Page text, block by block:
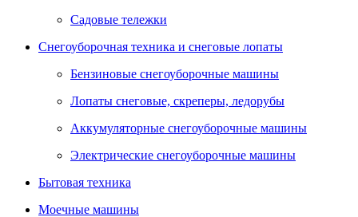
Садовые тележки
Снегоуборочная техника и снеговые лопаты
Бензиновые снегоуборочные машины
Лопаты снеговые, скреперы, ледорубы
Аккумуляторные снегоуборочные машины
Электрические снегоуборочные машины
Бытовая техника
Моечные машины